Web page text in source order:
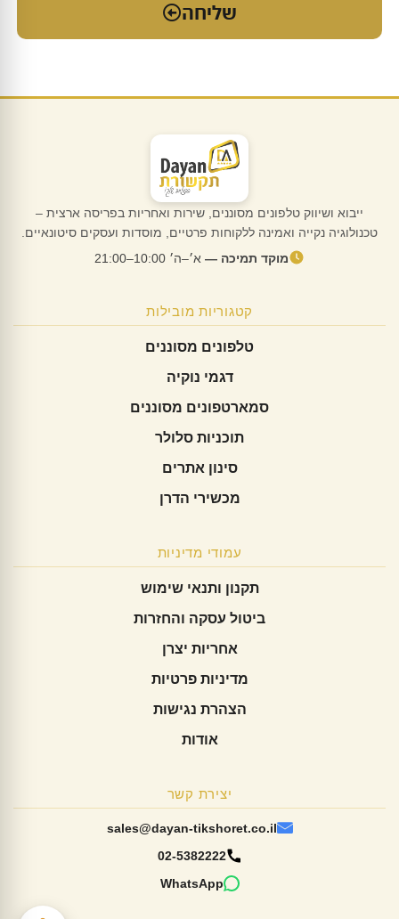
שליחה
ייבוא ושיווק טלפונים מסוננים, שירות ואחריות בפריסה ארצית –
טכנולוגיה נקייה ואמינה ללקוחות פרטיים, מוסדות ועסקים סיטונאיים.
מוקד תמיכה — א׳–ה׳ 10:00–21:00
קטגוריות מובילות
טלפונים מסוננים
דגמי נוקיה
סמארטפונים מסוננים
תוכניות סלולר
סינון אתרים
מכשירי הדרן
עמודי מדיניות
תקנון ותנאי שימוש
ביטול עסקה והחזרות
אחריות יצרן
מדיניות פרטיות
הצהרת נגישות
אודות
יצירת קשר
sales@dayan-tikshoret.co.il
02-5382222
WhatsApp